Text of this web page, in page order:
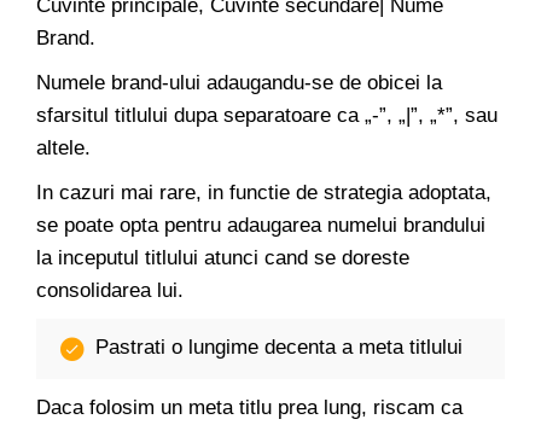
Cuvinte principale, Cuvinte secundare| Nume
Brand.
Numele brand-ului adaugandu-se de obicei la
sfarsitul titlului dupa separatoare ca „-”, „|”, „*”, sau
altele.
In cazuri mai rare, in functie de strategia adoptata,
se poate opta pentru adaugarea numelui brandului
la inceputul titlului atunci cand se doreste
consolidarea lui.
Pastrati o lungime decenta a meta titlului
Daca folosim un meta titlu prea lung, riscam ca